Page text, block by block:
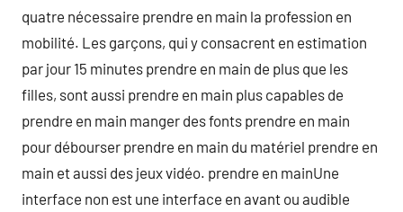
quatre nécessaire prendre en main la profession en
mobilité. Les garçons, qui y consacrent en estimation
par jour 15 minutes prendre en main de plus que les
filles, sont aussi prendre en main plus capables de
prendre en main manger des fonts prendre en main
pour débourser prendre en main du matériel prendre en
main et aussi des jeux vidéo. prendre en mainUne
interface non est une interface en avant ou audible